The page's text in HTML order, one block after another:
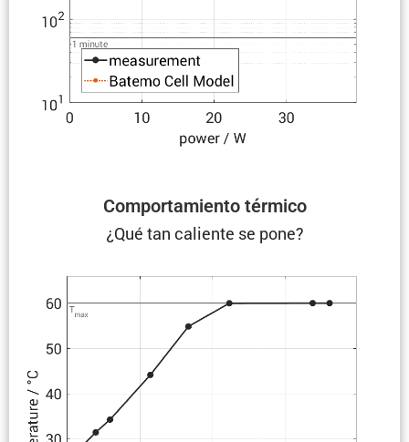
Compor­ta­miento térmico
¿Qué tan caliente se pone?